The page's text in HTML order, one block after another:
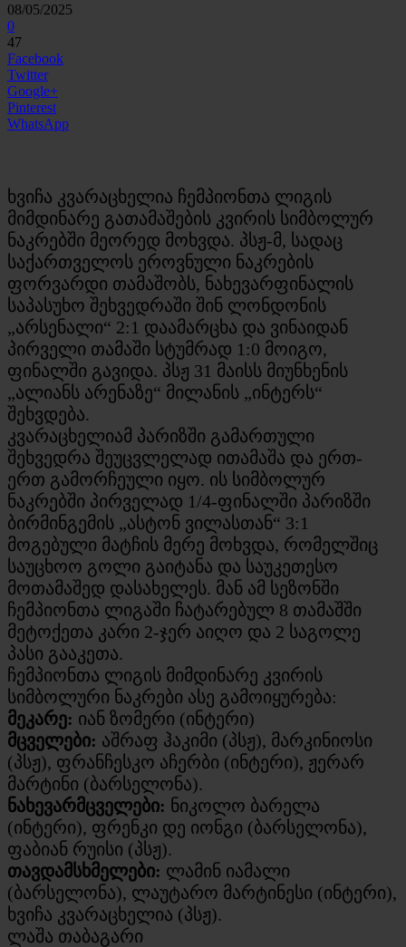
08/05/2025
0
47
Facebook
Twitter
Google+
Pinterest
WhatsApp
ხვიჩა კვარაცხელია ჩემპიონთა ლიგის
მიმდინარე გათამაშების კვირის სიმბოლურ
ნაკრებში მეორედ მოხვდა. პსჟ-მ, სადაც
საქართველოს ეროვნული ნაკრების
ფორვარდი თამაშობს, ნახევარფინალის
საპასუხო შეხვედრაში შინ ლონდონის
„არსენალი“ 2:1 დაამარცხა და ვინაიდან
პირველი თამაში სტუმრად 1:0 მოიგო,
ფინალში გავიდა. პსჟ 31 მაისს მიუნხენის
„ალიანს არენაზე“ მილანის „ინტერს“
შეხვდება.
კვარაცხელიამ პარიზში გამართული
შეხვედრა შეუცვლელად ითამაშა და ერთ-
ერთ გამორჩეული იყო. ის სიმბოლურ
ნაკრებში პირველად 1/4-ფინალში პარიზში
ბირმინგემის „ასტონ ვილასთან“ 3:1
მოგებული მატჩის მერე მოხვდა, რომელშიც
საუცხოო გოლი გაიტანა და საუკეთესო
მოთამაშედ დასახელეს. მან ამ სეზონში
ჩემპიონთა ლიგაში ჩატარებულ 8 თამაშში
მეტოქეთა კარი 2-ჯერ აიღო და 2 საგოლე
პასი გააკეთა.
ჩემპიონთა ლიგის მიმდინარე კვირის
სიმბოლური ნაკრები ასე გამოიყურება:
მეკარე: იან ზომერი (ინტერი)
მცველები: აშრაფ ჰაკიმი (პსჟ), მარკინიოსი
(პსჟ), ფრანჩესკო აჩერბი (ინტერი), ჟერარ
მარტინი (ბარსელონა).
ნახევარმცველები: ნიკოლო ბარელა
(ინტერი), ფრენკი დე იონგი (ბარსელონა),
ფაბიან რუისი (პსჟ).
თავდამსხმელები: ლამინ იამალი
(ბარსელონა), ლაუტარო მარტინესი (ინტერი),
ხვიჩა კვარაცხელია (პსჟ).
ლაშა თაბაგარი